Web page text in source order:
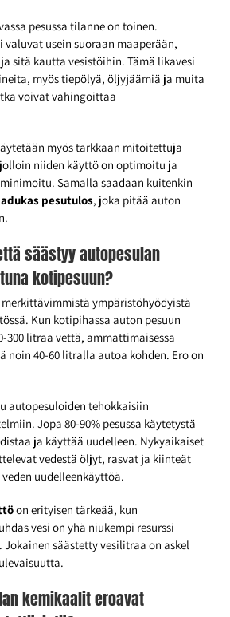
pesussa tilanne on toinen.
valuvat usein suoraan maaperään,
sitä kautta vesistöihin. Tämä likavesi
myös tiepölyä, öljyjäämiä ja muita
voivat vahingoittaa
myös tarkkaan mitoitettuja
niiden käyttö on optimoitu ja
Samalla saadaan kuitenkin
pesutulos, joka pitää auton
säästyy autopesulan
kotipesuun?
merkittävimmistä ympäristöhyödyistä
Kun kotipihassa auton pesuun
300 litraa vettä, ammattimaisessa
noin 40-60 litralla autoa kohden. Ero on
autopesuloiden tehokkaisiin
Jopa 80-90% pesussa käytetystä
ja käyttää uudelleen. Nykyaikaiset
vedestä öljyt, rasvat ja kiinteät
uudelleenkäyttöä.
on erityisen tärkeää, kun
vesi on yhä niukempi resurssi
säästetty vesilitraa on askel
kemikaalit eroavat